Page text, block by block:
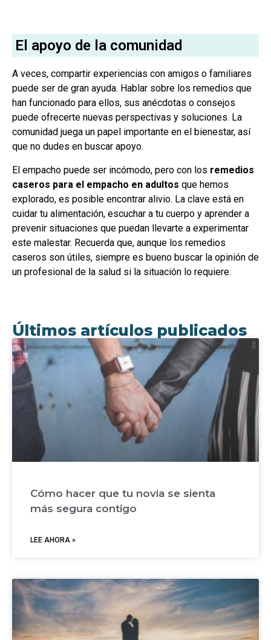
El apoyo de la comunidad
A veces, compartir experiencias con amigos o familiares
puede ser de gran ayuda. Hablar sobre los remedios que
han funcionado para ellos, sus anécdotas o consejos
puede ofrecerte nuevas perspectivas y soluciones. La
comunidad juega un papel importante en el bienestar, así
que no dudes en buscar apoyo.
El empacho puede ser incómodo, pero con los remedios
caseros para el empacho en adultos que hemos
explorado, es posible encontrar alivio. La clave está en
cuidar tu alimentación, escuchar a tu cuerpo y aprender a
prevenir situaciones que puedan llevarte a experimentar
este malestar. Recuerda que, aunque los remedios
caseros son útiles, siempre es bueno buscar la opinión de
un profesional de la salud si la situación lo requiere.
Últimos artículos publicados
Cómo hacer que tu novia se sienta
más segura contigo
LEE AHORA »